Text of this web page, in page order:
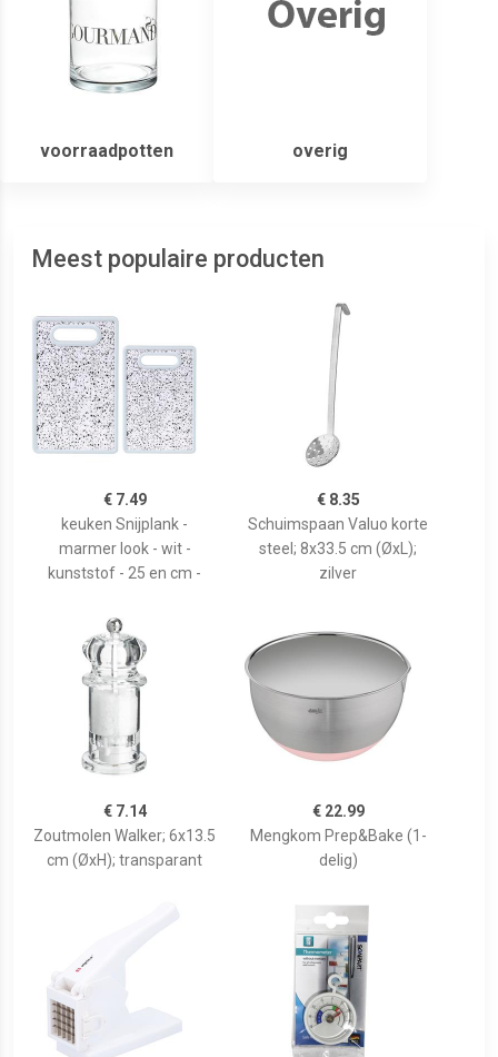
voorraadpotten overig
Meest populaire producten
€ 7.49
keuken Snijplank -
marmer look - wit -
kunststof - 25 en cm -
€ 8.35
Schuimspaan Valuo korte
steel; 8x33.5 cm (ØxL);
zilver
€ 7.14
Zoutmolen Walker; 6x13.5
cm (ØxH); transparant
€ 22.99
Mengkom Prep&Bake (1-
delig)